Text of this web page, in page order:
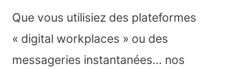
Que vous utilisiez des plateformes
« digital workplaces » ou des
messageries instantanées… nos